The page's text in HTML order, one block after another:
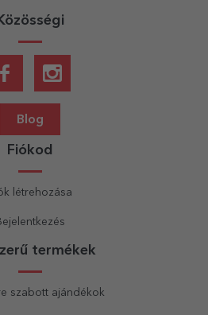
Blog
Fiókod
létrehozása
termékek
szabott ajándékok